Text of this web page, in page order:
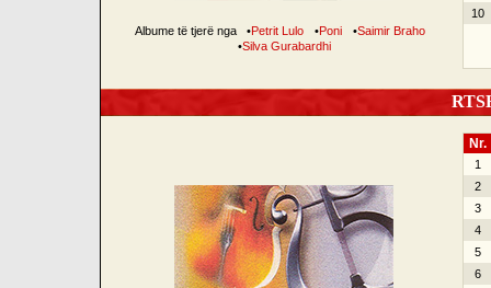
Albume të tjerë nga •Petrit Lulo •Poni •Saimir Braho
•Silva Gurabardhi
10
Nr.
1
2
3
4
5
6